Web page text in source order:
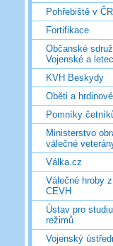
Pohřebiště v ČR
Fortifikace
Občanské
Vojenské a
KVH Beskydy
Oběti a hrdinové
Pomníky
Ministerstvo
válečné
Válka.cz
Válečné hroby
CEVH
Ústav pro
režimů
Vojenský